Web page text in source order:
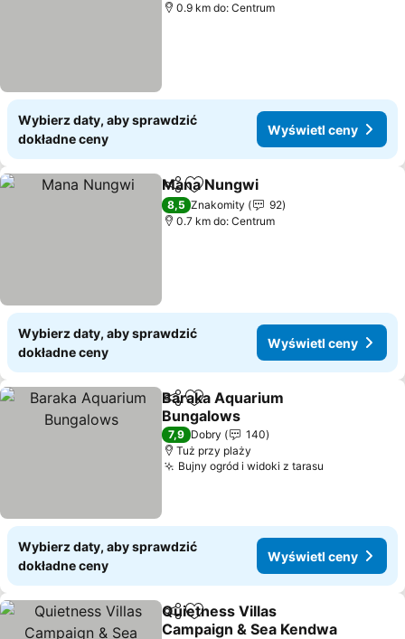
0.9 km do: Centrum
Wybierz daty, aby sprawdzić
dokładne ceny
Wyświetl ceny
Udostępnij
Dodaj do ulubionych
Mana Nungwi
8,5 Znakomity
92
0.7 km do: Centrum
Wybierz daty, aby sprawdzić
dokładne ceny
Wyświetl ceny
Udostępnij
Dodaj do ulubionych
Baraka Aquarium
Bungalows
7,9 Dobry
140
Tuż przy plaży
Bujny ogród i widoki z tarasu
Wybierz daty, aby sprawdzić
dokładne ceny
Wyświetl ceny
Udostępnij
Dodaj do ulubionych
Quietness Villas
Campaign & Sea Kendwa